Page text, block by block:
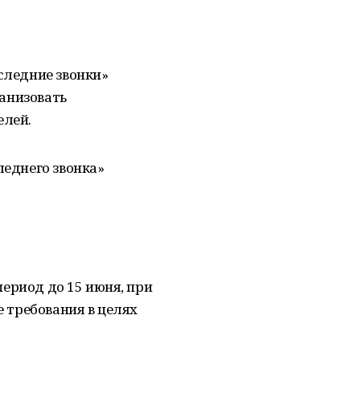
звонки»
звонка»
до 15 июня, при
в целях